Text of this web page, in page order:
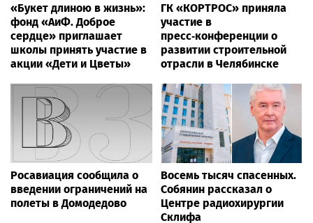
«Букет длиною в жизнь»:
фонд «АиФ. Доброе
сердце» приглашает
школы принять участие в
акции «Дети и Цветы»
ГК «КОРТРОС» приняла
участие в
пресс‑конференции о
развитии строительной
отрасли в Челябинске
Росавиация сообщила о
введении ограничений на
полеты в Домодедово
Восемь тысяч спасенных.
Собянин рассказал о
Центре радиохирургии
Склифа